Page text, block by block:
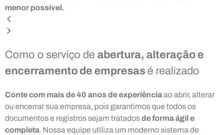
menor possível.
Como o serviço de abertura, alteração e
encerramento de empresas é realizado
Conte com mais de 40 anos de experiênciaao abrir, alterar
ou encerrar sua empresa, pois garantimos que todos os
documentos e registros sejam tratadosde forma ágil e
completa. Nossa equipe utiliza um moderno sistema de